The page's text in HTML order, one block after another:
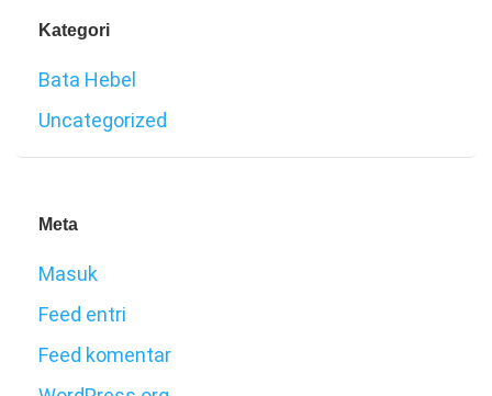
Kategori
Bata Hebel
Uncategorized
Meta
Masuk
Feed entri
Feed komentar